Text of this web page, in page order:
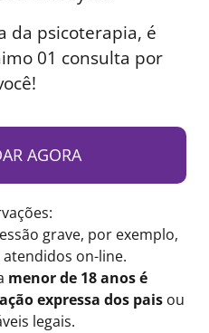
da psicoterapia, é
01 consulta por
AGORA
grave, por exemplo,
on-line.
menor de 18 anos é
expressa dos paisou
legais.